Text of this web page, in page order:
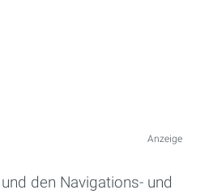
Anzeige
den Navigations- und